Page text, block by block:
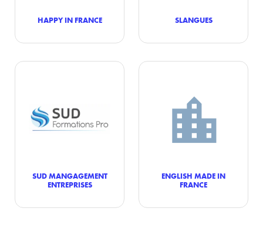
HAPPY IN FRANCE SLANGUES
SUD MANGAGEMENT
ENTREPRISES
ENGLISH MADE IN
FRANCE